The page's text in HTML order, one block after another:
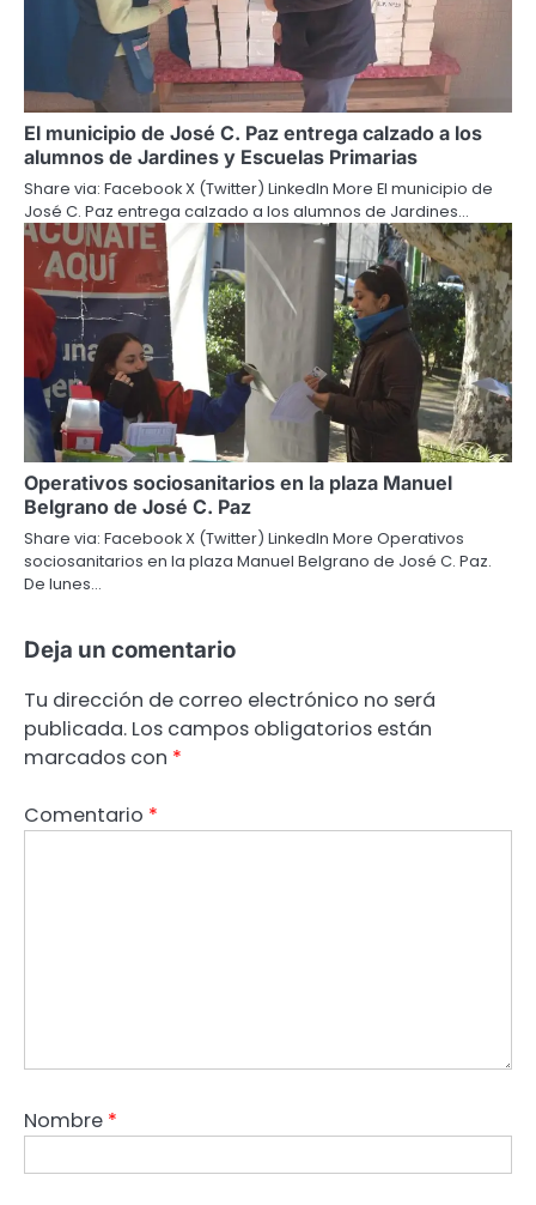
El municipio de José C. Paz entrega calzado a los
alumnos de Jardines y Escuelas Primarias
Share via: Facebook X (Twitter) LinkedIn More El municipio de
José C. Paz entrega calzado a los alumnos de Jardines…
Operativos sociosanitarios en la plaza Manuel
Belgrano de José C. Paz
Share via: Facebook X (Twitter) LinkedIn More Operativos
sociosanitarios en la plaza Manuel Belgrano de José C. Paz.
De lunes…
Deja un comentario
Tu dirección de correo electrónico no será
publicada. Los campos obligatorios están
marcados con *
Comentario *
Nombre *